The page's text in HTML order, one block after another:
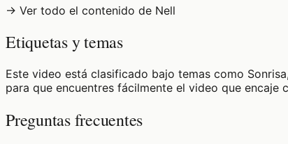
→ Ver todo el contenido de Nell
Etiquetas y temas
Este video está clasificado bajo temas como
para que encuentres fácilmente el video que encaje
Preguntas frecuentes